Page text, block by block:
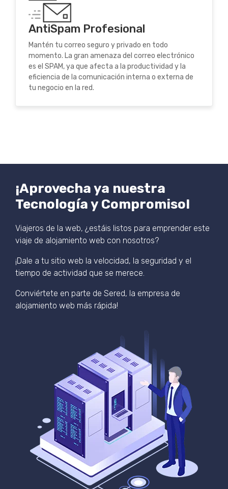
AntiSpam Profesional
Mantén tu correo seguro y privado en todo
momento. La gran amenaza del correo electrónico
es el SPAM, ya que afecta a la productividad y la
eficiencia de la comunicación interna o externa de
tu negocio en la red.
¡Aprovecha ya nuestra
Tecnología y Compromiso!
Viajeros de la web, ¿estáis listos para emprender este
viaje de alojamiento web con nosotros?
¡Dale a tu sitio web la velocidad, la seguridad y el
tiempo de actividad que se merece.
Conviértete en parte de Sered, la empresa de
alojamiento web más rápida!